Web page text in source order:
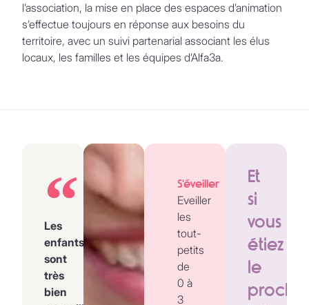
l’association, la mise en place des espaces d’animation
s’effectue toujours en réponse aux besoins du
territoire, avec un suivi partenarial associant les élus
locaux, les familles et les équipes d’Alfa3a.
Les
enfants
sont
très
bien
S'éveiller
Eveiller
les
tout-
petits
de
0 à
3
Et
si
vous
étiez
le